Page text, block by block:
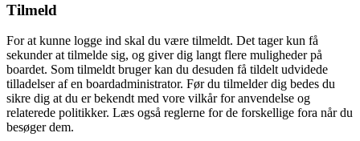
Tilmeld
For at kunne logge ind skal du være tilmeldt. Det tager kun få
sekunder at tilmelde sig, og giver dig langt flere muligheder på
boardet. Som tilmeldt bruger kan du desuden få tildelt udvidede
tilladelser af en boardadministrator. Før du tilmelder dig bedes du
sikre dig at du er bekendt med vore vilkår for anvendelse og
relaterede politikker. Læs også reglerne for de forskellige fora når du
besøger dem.